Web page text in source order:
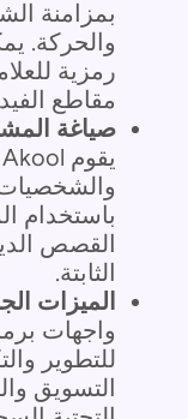
بمزامنة
والحركة.
رمزية
مقاطع
صياغة
والشخصيات
باستخدام
القصص
الثابتة.
الميزات
واجهات
للتطوير
التسويق